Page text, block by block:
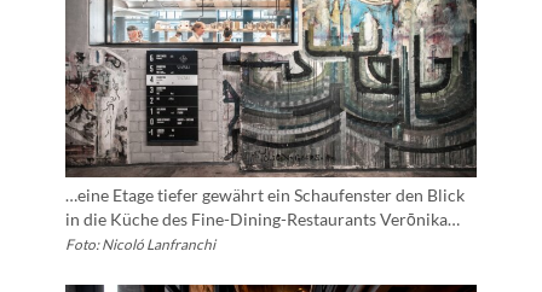
…eine Etage tiefer gewährt ein Schaufenster den Blick
in die Küche des Fine-Dining-Restaurants Verōnika…
Foto: Nicoló Lanfranchi